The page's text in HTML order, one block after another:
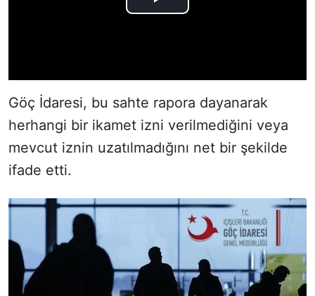
Göç İdaresi, bu sahte rapora dayanarak
herhangi bir ikamet izni verilmediğini veya
mevcut iznin uzatılmadığını net bir şekilde
ifade etti.